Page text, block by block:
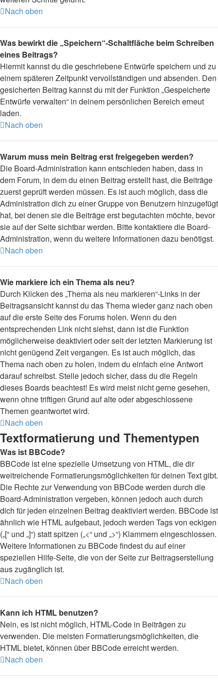
Nach oben
Was bewirkt die „Speichern“-Schaltfläche beim Schreiben
eines Beitrags?
Hiermit kannst du die geschriebene Entwürfe speichern und zu
einem späteren Zeitpunkt vervollständigen und absenden. Den
gesicherten Beitrag kannst du mit der Funktion „Gespeicherte
Entwürfe verwalten“ in deinem persönlichen Bereich erneut
laden.
Nach oben
Warum muss mein Beitrag erst freigegeben werden?
Die Board-Administration kann entschieden haben, dass in
dem Forum, in dem du einen Beitrag erstellt hast, die Beiträge
zuerst geprüft werden müssen. Es ist auch möglich, dass die
Administration dich zu einer Gruppe von Benutzern hinzugefügt
hat, bei denen sie die Beiträge erst begutachten möchte, bevor
sie auf der Seite sichtbar werden. Bitte kontaktiere die Board-
Administration, wenn du weitere Informationen dazu benötigst.
Nach oben
Wie markiere ich ein Thema als neu?
Durch Klicken des „Thema als neu markieren“-Links in der
Beitragsansicht kannst du das Thema wieder ganz nach oben
auf die erste Seite des Forums holen. Wenn du den
entsprechenden Link nicht siehst, dann ist die Funktion
möglicherweise deaktiviert oder seit der letzten Markierung ist
nicht genügend Zeit vergangen. Es ist auch möglich, das
Thema nach oben zu holen, indem du einfach eine Antwort
darauf schreibst. Stelle jedoch sicher, dass du die Regeln
dieses Boards beachtest! Es wird meist nicht gerne gesehen,
wenn ohne triftigen Grund auf alte oder abgeschlossene
Themen geantwortet wird.
Nach oben
Textformatierung und Thementypen
Was ist BBCode?
BBCode ist eine spezielle Umsetzung von HTML, die dir
weitreichende Formatierungsmöglichkeiten für deinen Text gibt.
Die Rechte zur Verwendung von BBCode werden durch die
Board-Administration vergeben, können jedoch auch durch
dich für jeden einzelnen Beitrag deaktiviert werden. BBCode ist
ähnlich wie HTML aufgebaut, jedoch werden Tags von eckigen
(„[“ und „]“) statt spitzen („<“ und „>“) Klammern eingeschlossen.
Weitere Informationen zu BBCode findest du auf einer
speziellen Hilfe-Seite, die von der Seite zur Beitragserstellung
aus zugänglich ist.
Nach oben
Kann ich HTML benutzen?
Nein, es ist nicht möglich, HTML-Code in Beiträgen zu
verwenden. Die meisten Formatierungsmöglichkeiten, die
HTML bietet, können über BBCode erreicht werden.
Nach oben